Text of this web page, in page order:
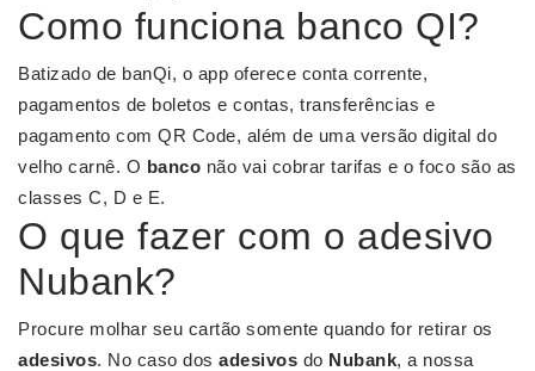
Como funciona banco QI?
Batizado de banQi, o app oferece conta corrente,
pagamentos de boletos e contas, transferências e
pagamento com QR Code, além de uma versão digital do
velho carnê. O banco não vai cobrar tarifas e o foco são as
classes C, D e E.
O que fazer com o adesivo
Nubank?
Procure molhar seu cartão somente quando for retirar os
adesivos. No caso dos adesivos do Nubank, a nossa